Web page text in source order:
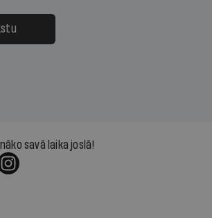
uzcītīga darba, mammas
atbalsts un drosme turpināt
meteovērojumus arī tad, kad
savā laika joslā!